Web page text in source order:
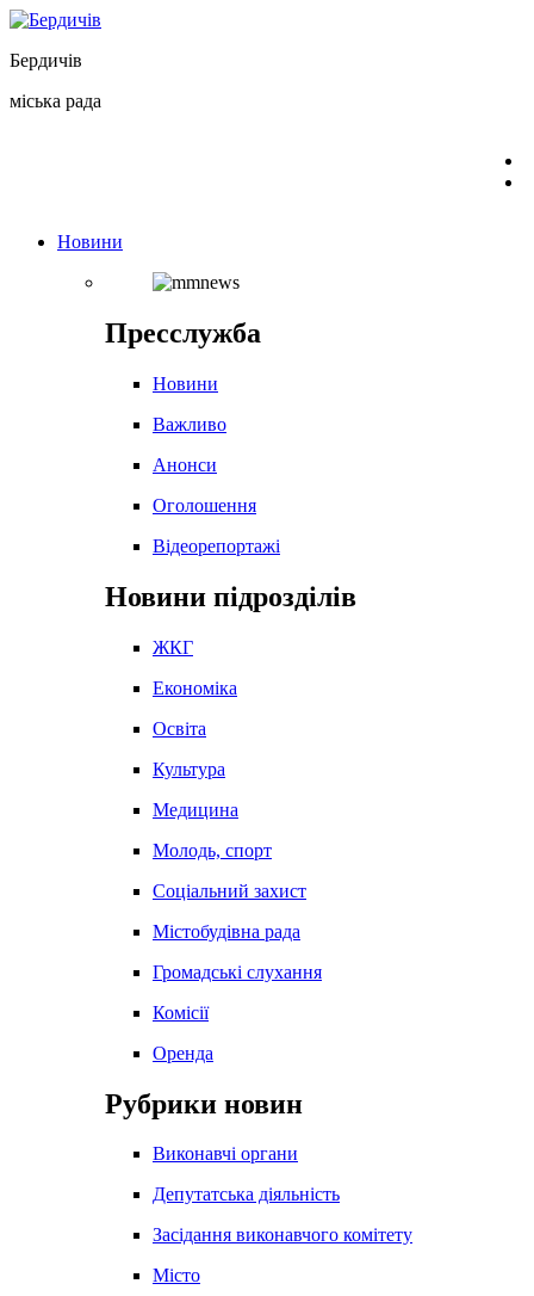
Перейти
вмісту
Бердичів
міська рада
Новини
Пресслужба
Новини
Важливо
Анонси
Оголошення
Відеорепортажі
Новини підрозділів
ЖКГ
Економіка
Освіта
Культура
Медицина
Молодь, спорт
Соціальний захист
Містобудівна рада
Громадські слухання
Комісії
Оренда
Рубрики новин
Виконавчі органи
Депутатська діяльність
Засідання виконавчого комітету
Місто